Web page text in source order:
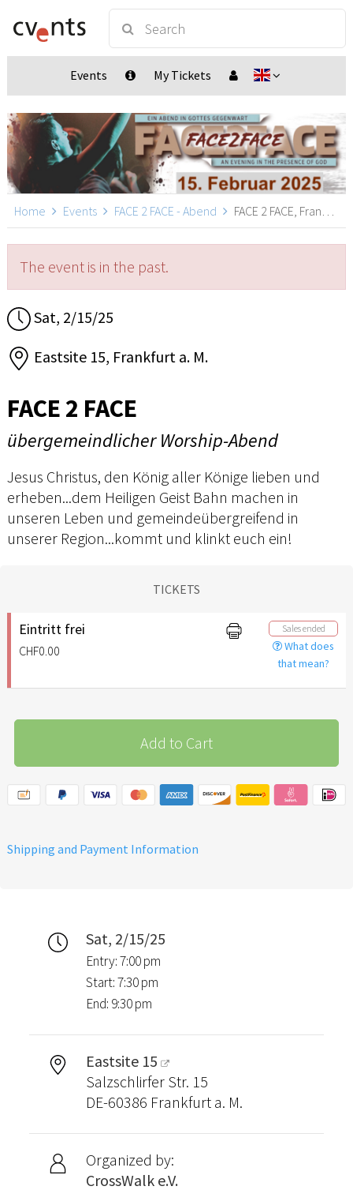
Events My Tickets
Home Events FACE 2 FACE - Abend FACE 2 FACE, Frankfurt a. M.
The event is in the past.
Sat, 2/15/25
Eastsite 15, Frankfurt a. M.
FACE 2 FACE
übergemeindlicher Worship-Abend
Jesus Christus, den König aller Könige lieben und
erheben...dem Heiligen Geist Bahn machen in
unseren Leben und gemeindeübergreifend in
unserer Region...kommt und klinkt euch ein!
TICKETS
Eintritt frei
CHF0.00
Sales ended
What does
that mean?
Add to Cart
Shipping and Payment Information
Sat, 2/15/25
Entry: 7:00 pm
Start: 7:30 pm
End: 9:30 pm
Eastsite 15
Salzschlirfer Str. 15
DE-60386 Frankfurt a. M.
Organized by:
CrossWalk e.V.